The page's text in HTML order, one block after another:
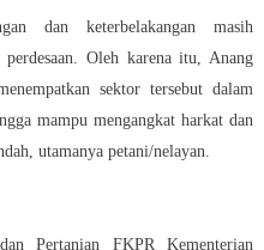
dan keterbelakangan masih
Oleh karena itu, Anang
sektor tersebut dalam
mampu mengangkat harkat dan
utamanya petani/nelayan.
Pertanian FKPR Kementerian